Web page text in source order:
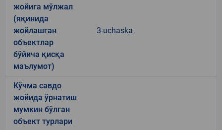
жойига мўлжал
(яқинида
жойлашган
объектлар
бўйича қисқа
маълумот)
3-uchaska
Кўчма савдо
жойида ўрнатиш
мумкин бўлган
объект турлари